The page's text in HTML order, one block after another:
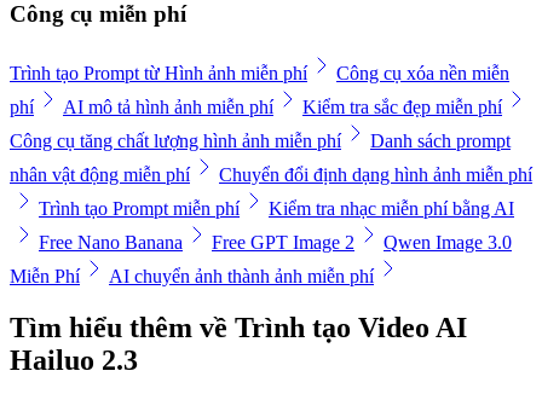
Công cụ miễn phí
Trình tạo Prompt từ Hình ảnh miễn phí
Công cụ xóa nền miễn
phí
AI mô tả hình ảnh miễn phí
Kiểm tra sắc đẹp miễn phí
Công cụ tăng chất lượng hình ảnh miễn phí
Danh sách prompt
nhân vật động miễn phí
Chuyển đổi định dạng hình ảnh miễn phí
Trình tạo Prompt miễn phí
Kiểm tra nhạc miễn phí bằng AI
Free Nano Banana
Free GPT Image 2
Qwen Image 3.0
Miễn Phí
AI chuyển ảnh thành ảnh miễn phí
Tìm hiểu thêm về Trình tạo Video AI
Hailuo 2.3